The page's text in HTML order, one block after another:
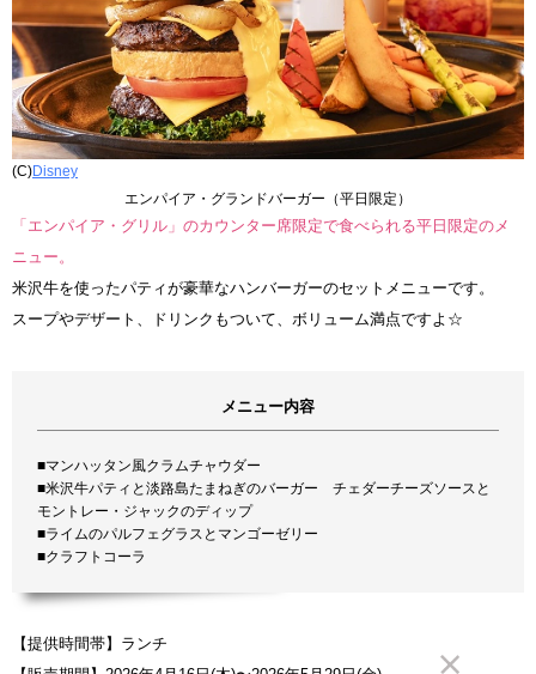
(C)Disney
エンパイア・グランドバーガー（平日限定）
「エンパイア・グリル」のカウンター席限定で食べられる平日限定のメ
ニュー。
米沢牛を使ったパティが豪華なハンバーガーのセットメニューです。
スープやデザート、ドリンクもついて、ボリューム満点ですよ☆
メニュー内容
■マンハッタン風クラムチャウダー
■米沢牛パティと淡路島たまねぎのバーガー チェダーチーズソースと
モントレー・ジャックのディップ
■ライムのパルフェグラスとマンゴーゼリー
■クラフトコーラ
【提供時間帯】ランチ